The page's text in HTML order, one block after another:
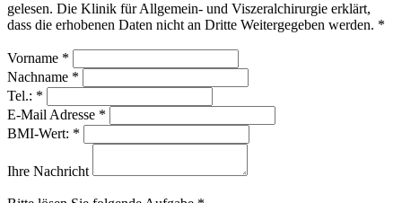
gelesen. Die Klinik für Allgemein- und Viszeralchirurgie erklärt,
dass die erhobenen Daten nicht an Dritte Weitergegeben werden. *
Vorname *
Nachname *
Tel.: *
E-Mail Adresse *
BMI-Wert: *
Ihre Nachricht